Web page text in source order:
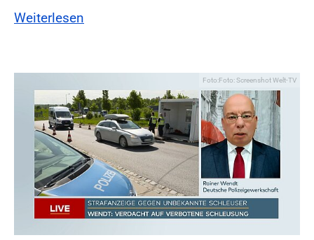
Weiterlesen
Foto:Foto: Screenshot Welt-TV